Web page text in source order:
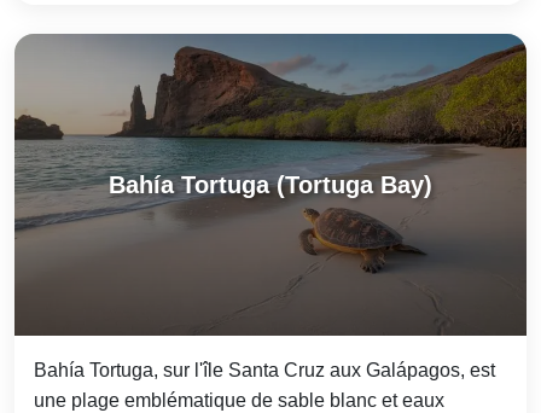
Bahía Tortuga (Tortuga Bay)
Bahía Tortuga, sur l'île Santa Cruz aux Galápagos, est
une plage emblématique de sable blanc et eaux